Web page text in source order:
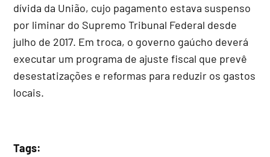
dívida da União, cujo pagamento estava suspenso
por liminar do Supremo Tribunal Federal desde
julho de 2017. Em troca, o governo gaúcho deverá
executar um programa de ajuste fiscal que prevê
desestatizações e reformas para reduzir os gastos
locais.
Tags: